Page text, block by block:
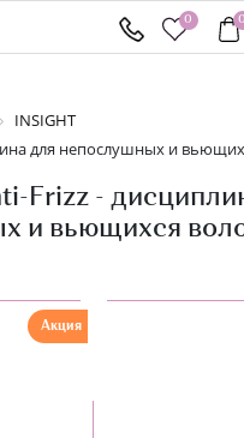
0 0
ищете?
INSIGHT
для непослушных и
Frizz -
и вьющихся
Акция